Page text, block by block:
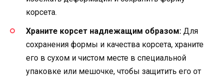
корсета.
Храните корсет надлежащим образом: Для
сохранения формы и качества корсета, храните
его в сухом и чистом месте в специальной
упаковке или мешочке, чтобы защитить его от